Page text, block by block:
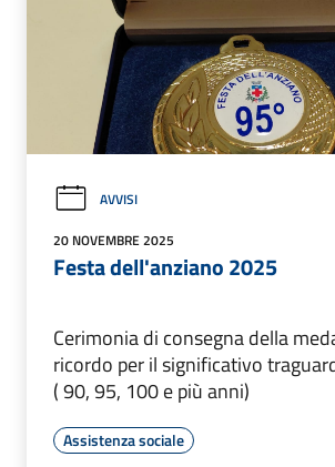
AVVISI
20 NOVEMBRE 2025
Festa dell'anziano 2025
Cerimonia di consegna della
ricordo per il significativo
( 90, 95, 100 e più anni)
Assistenza sociale